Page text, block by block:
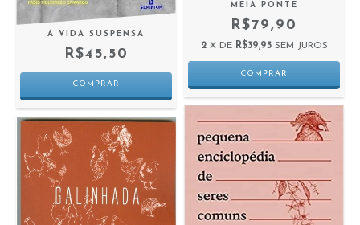
A VIDA SUSPENSA
R$45,50
MEIA PONTE
R$79,90
2 X DE R$39,95 SEM JUROS